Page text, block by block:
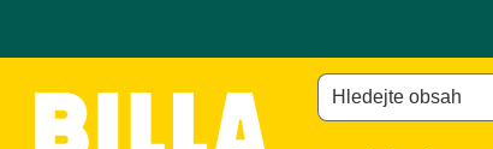
Hledejte obsah